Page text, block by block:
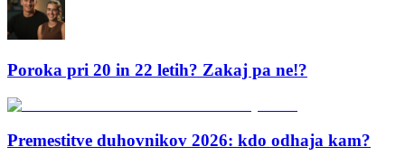
Poroka pri 20 in 22 letih? Zakaj pa ne!?
Premestitve duhovnikov 2026: kdo odhaja kam?